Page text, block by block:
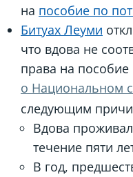
на пособие по
Битуах Леуми
что вдова не
права на пособие
о Национальном
следующим
Вдова
течение пяти
В год,